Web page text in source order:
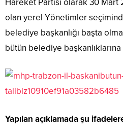
Hareket Partisi olarak 30 Mart
olan yerel Yönetimler
belediye başkanlığı başta
bütün belediye
Yapılan açıklamada şu